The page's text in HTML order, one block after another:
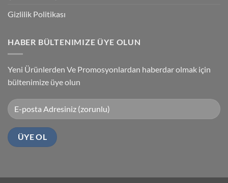
Gizlilik Politikası
HABER BÜLTENIMIZE ÜYE OLUN
Yeni Ürünlerden Ve Promosyonlardan haberdar olmak için
bültenimize üye olun